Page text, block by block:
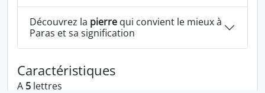
Découvrez la pierre qui convient le mieux à
Paras et sa signification
Caractéristiques
A 5 lettres